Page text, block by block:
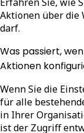
Aktionen über die
darf.
Was passiert,
Aktionen
Wenn Sie die
für alle
in Ihrer
ist der Zugriff